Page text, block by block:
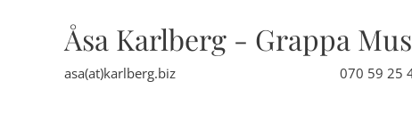
Åsa Karlberg - Grappa
asa(at)karlberg.biz 070 59 25